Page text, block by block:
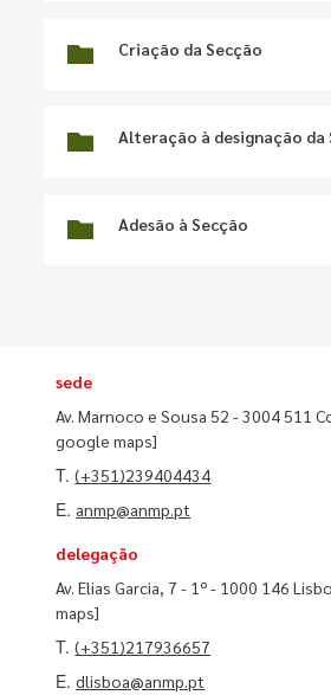
Criação da Secção
Alteração à designação da
Adesão à Secção
sede
Av. Marnoco e Sousa 52 - 3004 511
google maps]
T.(+351)239404434
E. anmp@anmp.pt
delegação
Av. Elias Garcia, 7 - 1º - 1000 146
maps]
T.(+351)217936657
E.dlisboa@anmp.pt